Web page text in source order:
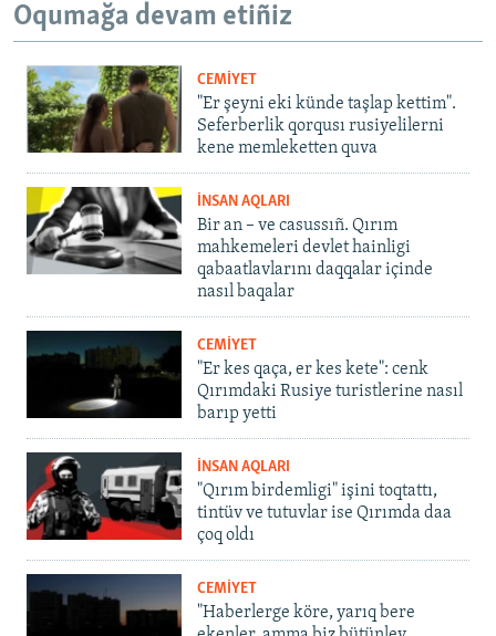
Oqumağa devam etiñiz
CEMİYET
"Er şeyni eki künde taşlap kettim".
Seferberlik qorqusı rusiyelilerni
kene memleketten quva
İNSAN AQLARI
Bir an – ve casussıñ. Qırım
mahkemeleri devlet hainligi
qabaatlavlarını daqqalar içinde
nasıl baqalar
CEMİYET
"Er kes qaça, er kes kete": cenk
Qırımdaki Rusiye turistlerine nasıl
barıp yetti
İNSAN AQLARI
"Qırım birdemligi" işini toqtattı,
tintüv ve tutuvlar ise Qırımda daa
çoq oldı
CEMİYET
"Haberlerge köre, yarıq bere